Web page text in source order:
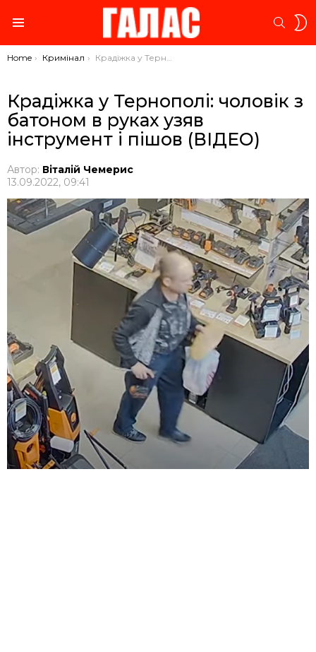
You are here:
Home Кримінал Крадіжка у Тернополі: чоловік з батоном в руках узяв інструмент і пішов (ВІДЕО)
Крадіжка у Тернополі: чоловік з
батоном в руках узяв
інструмент і пішов (ВІДЕО)
Автор: Віталій Чемерис
13.09.2022, 09:41